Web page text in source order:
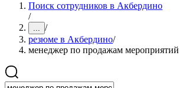
Поиск сотрудников в Акбердино
/
... /
резюме в Акбердино/
менеджер по продажам мероприятий